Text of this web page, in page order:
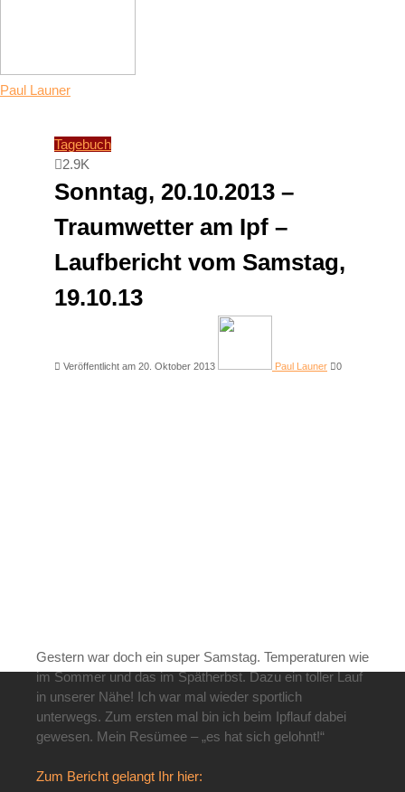
Paul Launer
Tagebuch
2.9K
Sonntag, 20.10.2013 –
Traumwetter am Ipf –
Laufbericht vom Samstag,
19.10.13
Veröffentlicht am 20. Oktober 2013 Paul Launer 0
Gestern war doch ein super Samstag. Temperaturen wie
im Sommer und das im Spätherbst. Dazu ein toller Lauf
in unserer Nähe! Ich war mal wieder sportlich
unterwegs. Zum ersten mal bin ich beim Ipflauf dabei
gewesen. Mein Resümee – „es hat sich gelohnt!“
Zum Bericht gelangt Ihr hier: